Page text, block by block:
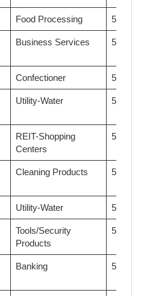
Food Processing 55
Business Services 54
Confectioner 54
Utility-Water 53
REIT-Shopping
Centers
53
Cleaning Products 53
Utility-Water 53
Tools/Security
Products
53
Banking 52